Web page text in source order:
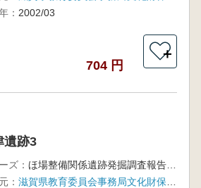
： 2002/03
704 円
＋
遺跡3
ズ：
ほ場整備関係遺跡発掘調査報告書37-4
：